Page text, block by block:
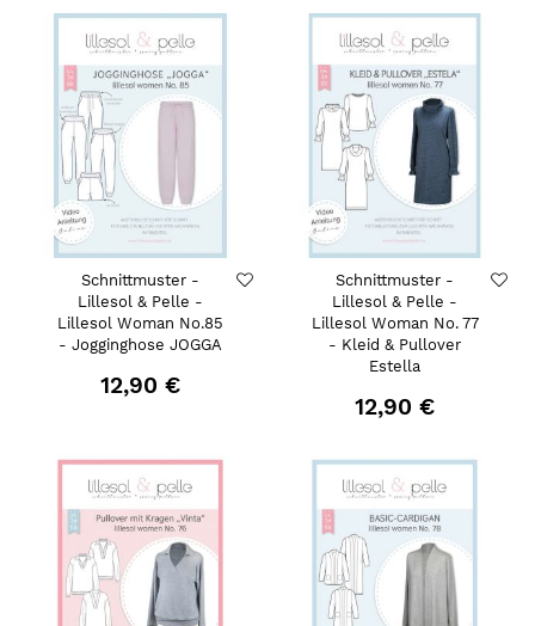
Schnittmuster -
Lillesol & Pelle -
Lillesol Woman No.85
- Jogginghose JOGGA
12,90 €
Schnittmuster -
Lillesol & Pelle -
Lillesol Woman No. 77
- Kleid & Pullover
Estella
12,90 €